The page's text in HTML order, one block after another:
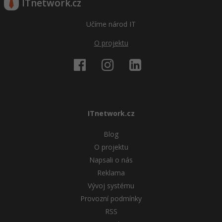
Elektronický podpis
ITnetwork.cz
Učíme národ IT
O projektu
ITnetwork.cz
Blog
O projektu
Napsali o nás
Reklama
Vývoj systému
Provozní podmínky
RSS